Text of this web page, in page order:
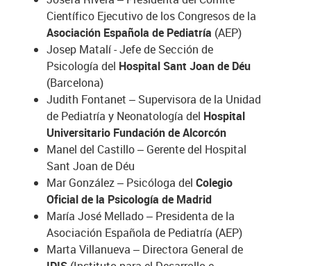
Científico Ejecutivo de los Congresos de la
Asociación Española de Pediatría (AEP)
Josep Matalí - Jefe de Sección de
Psicología del Hospital Sant Joan de Déu
(Barcelona)
Judith Fontanet – Supervisora de la Unidad
de Pediatría y Neonatología del Hospital
Universitario Fundación de Alcorcón
Manel del Castillo – Gerente del Hospital
Sant Joan de Déu
Mar González – Psicóloga delColegio
Oficial de la Psicología de Madrid
María José Mellado – Presidenta de la
Asociación Española de Pediatría (AEP)
Marta Villanueva – Directora General de